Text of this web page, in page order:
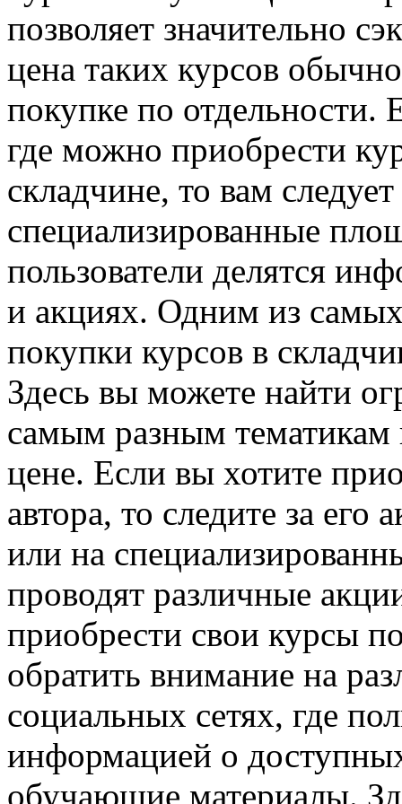
позволяет значительно
цена таких курсов
покупке по отдельности.
где можно приобрести
складчине, то вам
специализированные
пользователи делятся
и акциях. Одним из
покупки курсов в
Здесь вы можете найти
самым разным
цене. Если вы хотите
автора, то следите за его
или на
проводят различные
приобрести свои курсы
обратить внимание на
социальных сетях, где
информацией о
обучающие материалы.